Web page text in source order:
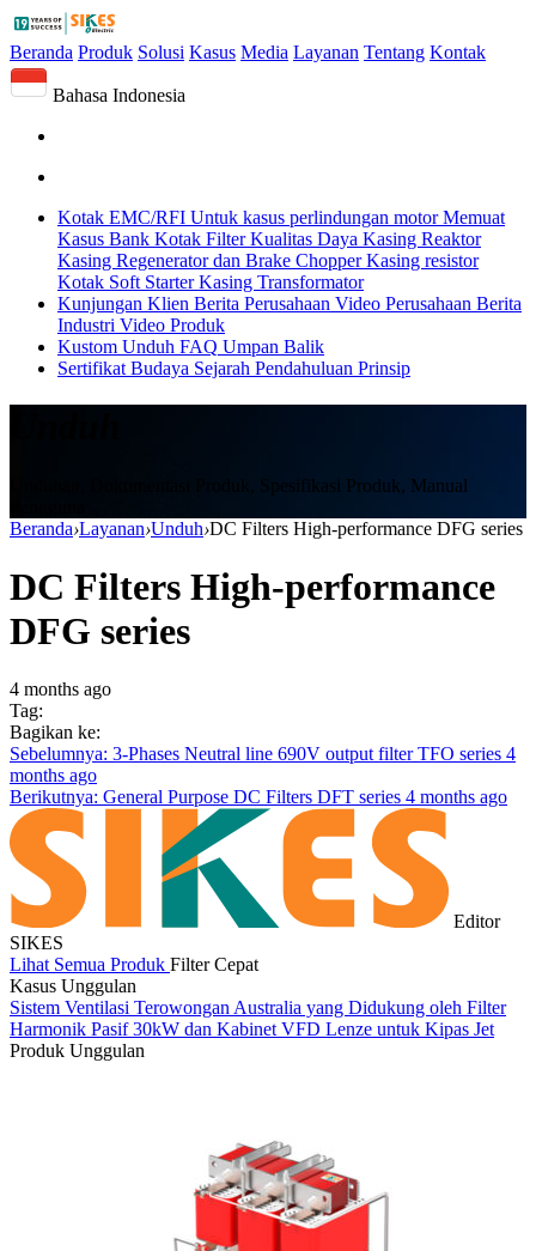
Beranda Produk Solusi Kasus Media Layanan Tentang Kontak
Bahasa Indonesia
Kotak EMC/RFI Untuk kasus perlindungan motor Memuat
Kasus Bank Kotak Filter Kualitas Daya Kasing Reaktor
Kasing Regenerator dan Brake Chopper Kasing resistor
Kotak Soft Starter Kasing Transformator
Kunjungan Klien Berita Perusahaan Video Perusahaan Berita
Industri Video Produk
Kustom Unduh FAQ Umpan Balik
Sertifikat Budaya Sejarah Pendahuluan Prinsip
Unduhan, Dokumentasi Produk, Spesifikasi Produk, Manual
Beranda›Layanan›Unduh›DC Filters High-performance DFG series
DC Filters High-performance
DFG series
4 months ago
Tag:
Bagikan ke:
Sebelumnya: 3-Phases Neutral line 690V output filter TFO series 4
months ago
Berikutnya: General Purpose DC Filters DFT series 4 months ago
Editor
SIKES
Lihat Semua Produk Filter Cepat
Kasus Unggulan
Sistem Ventilasi Terowongan Australia yang Didukung oleh Filter
Harmonik Pasif 30kW dan Kabinet VFD Lenze untuk Kipas Jet
Produk Unggulan